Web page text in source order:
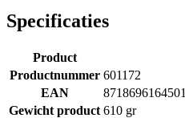
Specificaties
Product
Productnummer 601172
EAN
8718696164501
Gewicht product 610 gr